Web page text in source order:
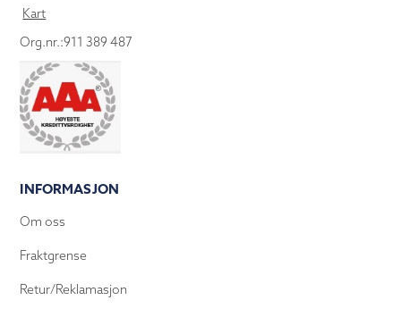
Kart
Org.nr.:911 389 487
INFORMASJON
Om oss
Fraktgrense
Retur/Reklamasjon